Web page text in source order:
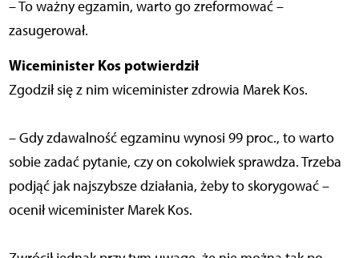
– To ważny egzamin, warto go zreformować –
zasugerował.
Wiceminister Kos potwierdził
Zgodził się z nim wiceminister zdrowia Marek Kos.
– Gdy zdawalność egzaminu wynosi 99 proc., to warto
sobie zadać pytanie, czy on cokolwiek sprawdza. Trzeba
podjąć jak najszybsze działania, żeby to skorygować –
ocenił wiceminister Marek Kos.